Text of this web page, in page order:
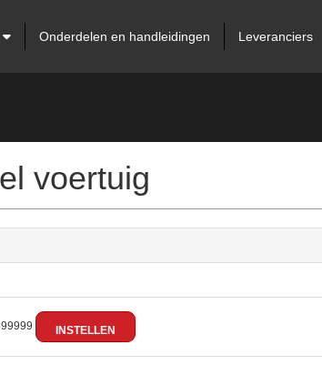
Onderdelen en handleidingen Leveranciers
voertuig
INSTELLEN